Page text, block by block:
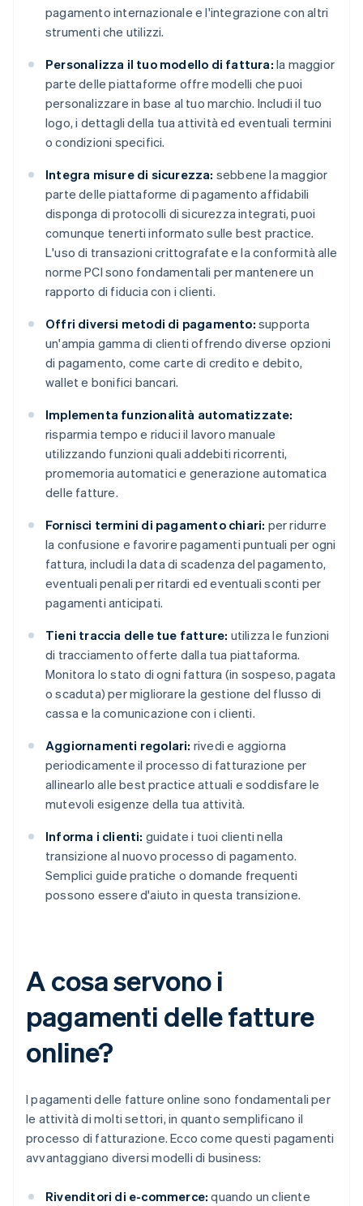
pagamento internazionale e l'integrazione con altri
strumenti che utilizzi.
Personalizza il tuo modello di fattura: la maggior
parte delle piattaforme offre modelli che puoi
personalizzare in base al tuo marchio. Includi il tuo
logo, i dettagli della tua attività ed eventuali termini
o condizioni specifici.
Integra misure di sicurezza: sebbene la maggior
parte delle piattaforme di pagamento affidabili
disponga di protocolli di sicurezza integrati, puoi
comunque tenerti informato sulle best practice.
L'uso di transazioni crittografate e la conformità alle
norme PCI sono fondamentali per mantenere un
rapporto di fiducia con i clienti.
Offri diversi metodi di pagamento: supporta
un'ampia gamma di clienti offrendo diverse opzioni
di pagamento, come carte di credito e debito,
wallet e bonifici bancari.
Implementa funzionalità automatizzate:
risparmia tempo e riduci il lavoro manuale
utilizzando funzioni quali addebiti ricorrenti,
promemoria automatici e generazione automatica
delle fatture.
Fornisci termini di pagamento chiari: per ridurre
la confusione e favorire pagamenti puntuali per ogni
fattura, includi la data di scadenza del pagamento,
eventuali penali per ritardi ed eventuali sconti per
pagamenti anticipati.
Tieni traccia delle tue fatture: utilizza le funzioni
di tracciamento offerte dalla tua piattaforma.
Monitora lo stato di ogni fattura (in sospeso, pagata
o scaduta) per migliorare la gestione del flusso di
cassa e la comunicazione con i clienti.
Aggiornamenti regolari: rivedi e aggiorna
periodicamente il processo di fatturazione per
allinearlo alle best practice attuali e soddisfare le
mutevoli esigenze della tua attività.
Informa i clienti: guidate i tuoi clienti nella
transizione al nuovo processo di pagamento.
Semplici guide pratiche o domande frequenti
possono essere d'aiuto in questa transizione.
A cosa servono i
pagamenti delle fatture
online?
I pagamenti delle fatture online sono fondamentali per
le attività di molti settori, in quanto semplificano il
processo di fatturazione. Ecco come questi pagamenti
avvantaggiano diversi modelli di business:
Rivenditori di e-commerce: quando un cliente